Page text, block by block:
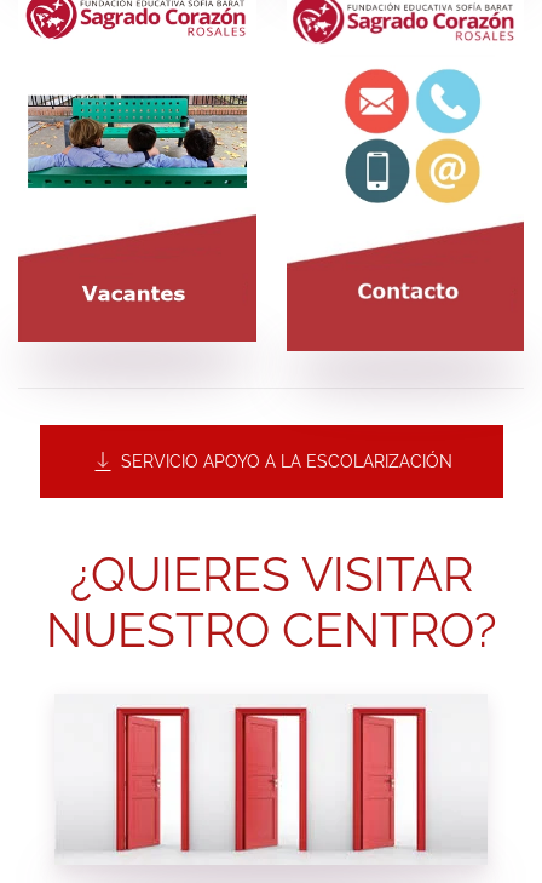
SERVICIO APOYO A LA ESCOLARIZACIÓN
¿QUIERES VISITAR
NUESTRO CENTRO?